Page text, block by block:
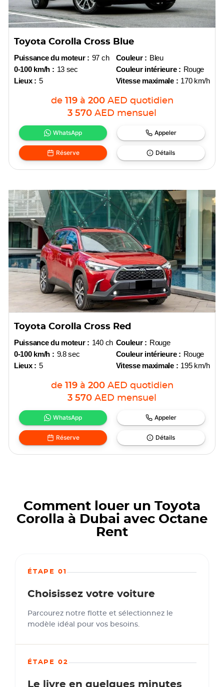
Toyota Corolla Cross Blue
Puissance du moteur : 97 ch
0-100 km/h : 13 sec
Lieux : 5
Couleur : Bleu
Couleur intérieure : Rouge
Vitesse maximale : 170 km/h
de 119 à 200 AED quotidien
3 570 AED mensuel
WhatsApp Appeler
Réserve Détails
Toyota Corolla Cross Red
Puissance du moteur : 140 ch
0-100 km/h : 9.8 sec
Lieux : 5
Couleur : Rouge
Couleur intérieure : Rouge
Vitesse maximale : 195 km/h
de 119 à 200 AED quotidien
3 570 AED mensuel
WhatsApp Appeler
Réserve Détails
Comment louer un Toyota
Corolla à Dubai avec Octane
Rent
ÉTAPE 01
Choisissez votre voiture
Parcourez notre flotte et sélectionnez le
modèle idéal pour vos besoins.
ÉTAPE 02
Le livre en quelques minutes